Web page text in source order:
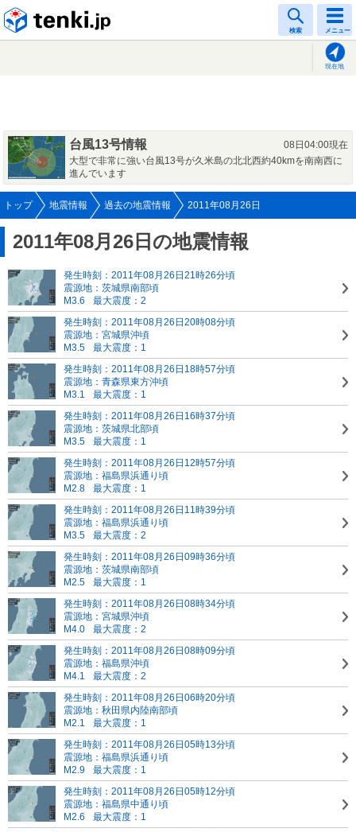
検索 メニュー
現在地
台風13号情報
08日04:00現在
大型で非常に強い台風13号が久米島の北北西約40kmを南南西に
進んでいます
トップ 地震情報 過去の地震情報 2011年08月26日
2011年08月26日の地震情報
発生時刻：2011年08月26日21時26分頃
震源地：茨城県南部頃
M3.6
最大震度：2
発生時刻：2011年08月26日20時08分頃
震源地：宮城県沖頃
M3.5
最大震度：1
発生時刻：2011年08月26日18時57分頃
震源地：青森県東方沖頃
M3.1
最大震度：1
発生時刻：2011年08月26日16時37分頃
震源地：茨城県北部頃
M3.5
最大震度：1
発生時刻：2011年08月26日12時57分頃
震源地：福島県浜通り頃
M2.8
最大震度：1
発生時刻：2011年08月26日11時39分頃
震源地：福島県浜通り頃
M3.5
最大震度：2
発生時刻：2011年08月26日09時36分頃
震源地：茨城県南部頃
M2.5
最大震度：1
発生時刻：2011年08月26日08時34分頃
震源地：宮城県沖頃
M4.0
最大震度：2
発生時刻：2011年08月26日08時09分頃
震源地：福島県沖頃
M4.1
最大震度：2
発生時刻：2011年08月26日06時20分頃
震源地：秋田県内陸南部頃
M2.1
最大震度：1
発生時刻：2011年08月26日05時13分頃
震源地：福島県浜通り頃
M2.9
最大震度：1
発生時刻：2011年08月26日05時12分頃
震源地：福島県中通り頃
M2.6
最大震度：1